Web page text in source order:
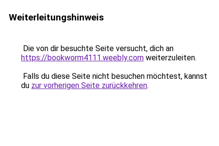
Weiterleitungshinweis
Die von dir besuchte Seite versucht, dich an
https://bookworm4111.weebly.com weiterzuleiten.
Falls du diese Seite nicht besuchen möchtest, kannst
du zur vorherigen Seite zurückkehren.